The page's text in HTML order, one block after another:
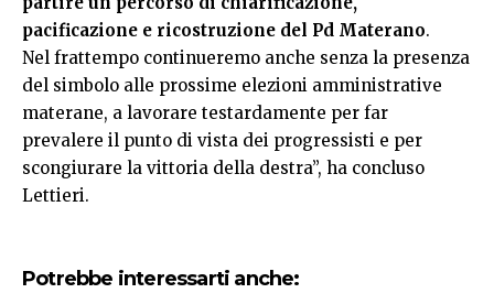
pacificazione e ricostruzione del Pd Materano.
Nel frattempo continueremo anche senza la presenza
del simbolo alle prossime elezioni amministrative
materane, a lavorare testardamente per far
prevalere il punto di vista dei progressisti e per
scongiurare la vittoria della destra”, ha concluso
Lettieri.
Potrebbe interessarti anche: